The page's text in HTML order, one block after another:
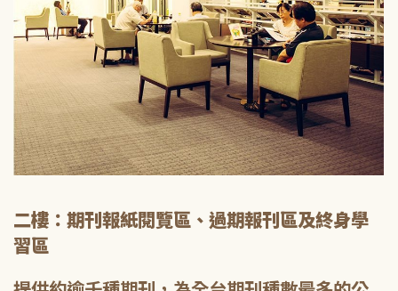
二樓：期刊報紙閱覽區、過期報刊區及終身學
習區